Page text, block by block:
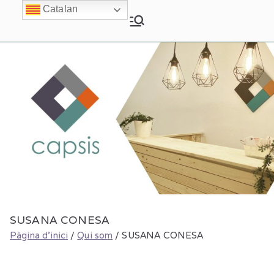
contingut
Capsis Vilanova
Psicologia i Psiquiatria
SUSANA CONESA
Pàgina d'inici Qui som SUSANA CONESA
Catalan